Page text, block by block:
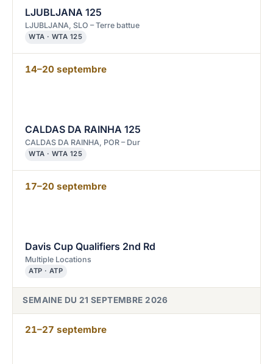
LJUBLJANA 125
LJUBLJANA, SLO – Terre battue
WTA · WTA 125
14–20 septembre
CALDAS DA RAINHA 125
CALDAS DA RAINHA, POR – Dur
WTA · WTA 125
17–20 septembre
Davis Cup Qualifiers 2nd Rd
Multiple Locations
ATP · ATP
SEMAINE DU 21 SEPTEMBRE 2026
21–27 septembre